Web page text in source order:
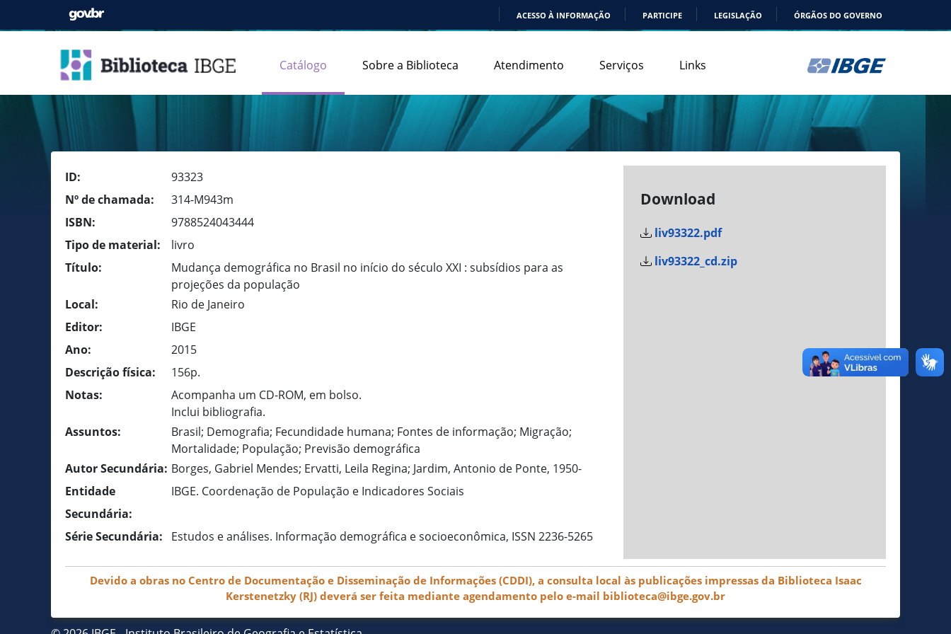
ACESSO À INFORMAÇÃO PARTICIPE LEGISLAÇÃO ÓRGÃOS DO GOVERNO
Catálogo Sobre a Biblioteca Atendimento Serviços Links
ID:
93323
Nº de chamada:
314-M943m
ISBN:
9788524043444
Tipo de material:
livro
Título:
Mudança demográfica no Brasil no início do século XXI : subsídios para as
projeções da população
Local:
Rio de Janeiro
Editor:
IBGE
Ano:
2015
Descrição física:
156p.
Notas:
Acompanha um CD-ROM, em bolso.
Inclui bibliografia.
Assuntos:
Brasil; Demografia; Fecundidade humana; Fontes de informação; Migração;
Mortalidade; População; Previsão demográfica
Autor Secundária: Borges, Gabriel Mendes; Ervatti, Leila Regina; Jardim, Antonio de Ponte, 1950-
Entidade
Secundária:
IBGE. Coordenação de População e Indicadores Sociais
Série Secundária: Estudos e análises. Informação demográfica e socioeconômica, ISSN 2236-5265
Download
liv93322.pdf
liv93322_cd.zip
Devido a obras no Centro de Documentação e Disseminação de Informações (CDDI), a consulta local às publicações impressas da Biblioteca Isaac
Kerstenetzky (RJ) deverá ser feita mediante agendamento pelo e-mail biblioteca@ibge.gov.br